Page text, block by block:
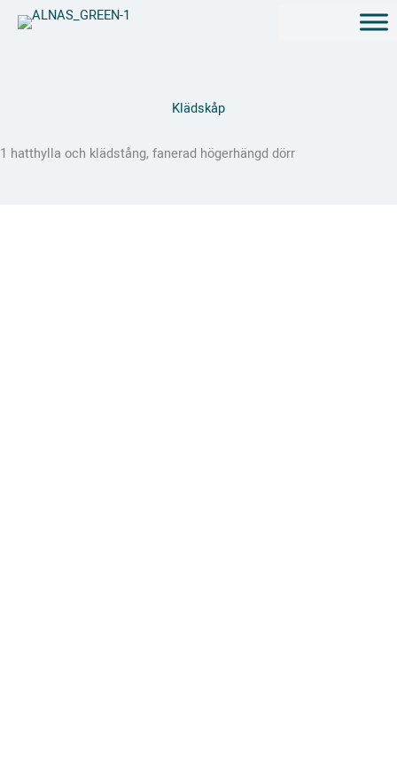
Hoppa
Klädskåp
1 hatthylla och klädstång, fanerad högerhängd dörr